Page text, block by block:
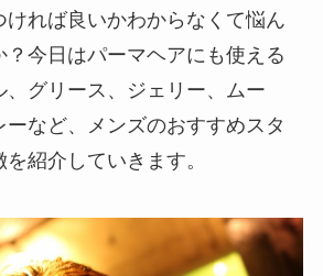
ければ良いかわからなくて悩ん
？今日はパーマヘアにも使える
、グリース、ジェリー、ムー
ーなど、メンズのおすすめスタ
紹介していきます。